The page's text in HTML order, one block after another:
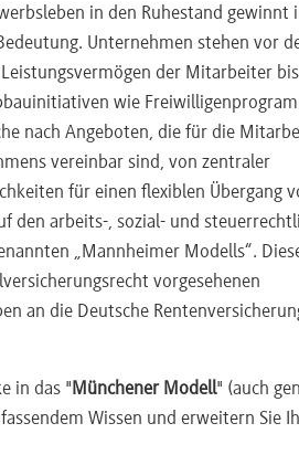
in den Ruhestand gewinnt
Unternehmen stehen vor
der Mitarbeiter
wie
nach Angeboten, die für die
vereinbar sind, von zentraler
für einen flexiblen Übergang
den arbeits-, sozial- und
„Mannheimer Modells“.
vorgesehenen
an die Deutsche
in das "Münchener Modell" (auch
Wissen und erweitern Sie